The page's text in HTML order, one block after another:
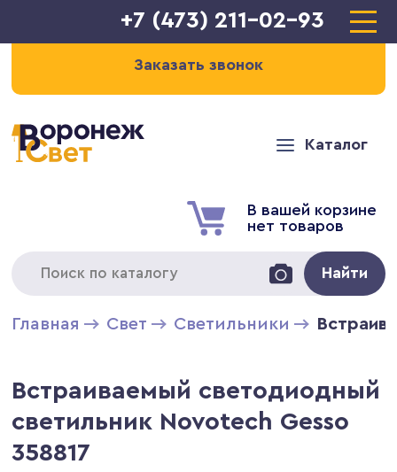
+7 (473) 211-02-93
Заказать звонок
Каталог
В вашей корзине
нет товаров
Найти
Главная Свет Светильники
Встраиваемый светодиодный
светильник Novotech Gesso
358817